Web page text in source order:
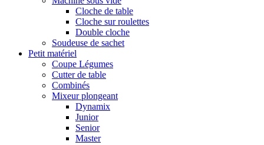
Cloche de table
Cloche sur roulettes
Double cloche
Soudeuse de sachet
Petit matériel
Coupe Légumes
Cutter de table
Combinés
Mixeur plongeant
Dynamix
Junior
Senior
Master